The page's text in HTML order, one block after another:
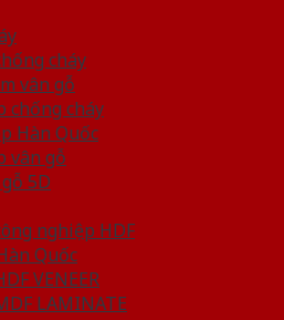
cháy
vân gỗ
chống cháy
Hàn Quốc
vân gỗ
5D
nghiệp HDF
Quốc
VENEER
LAMINATE